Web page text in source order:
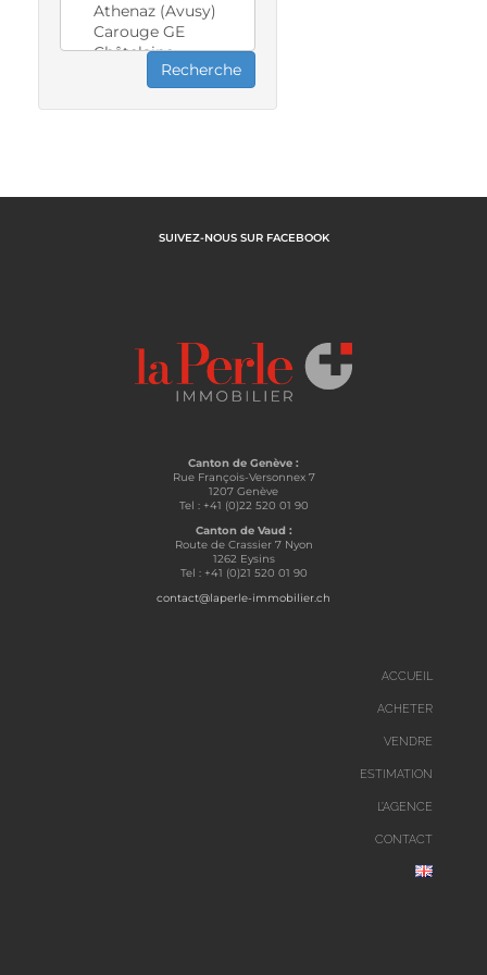
SUIVEZ-NOUS SUR FACEBOOK
Canton de Genève :
Rue François-Versonnex 7
1207 Genève
Tel : +41 (0)22 520 01 90
Canton de Vaud :
Route de Crassier 7 Nyon
1262 Eysins
Tel : +41 (0)21 520 01 90
contact@laperle-immobilier.ch
ACCUEIL
ACHETER
VENDRE
ESTIMATION
L’AGENCE
CONTACT